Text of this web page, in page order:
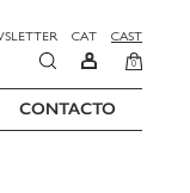
CAT CAST
0
CONTACTO